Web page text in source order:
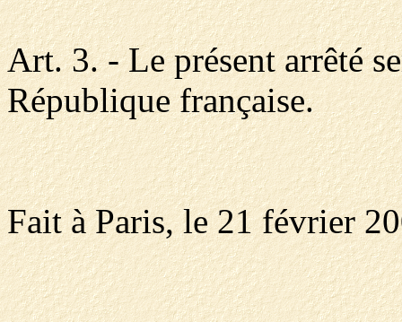
Art. 3. - Le présent arrêté
République française.
Fait à Paris, le 21 février